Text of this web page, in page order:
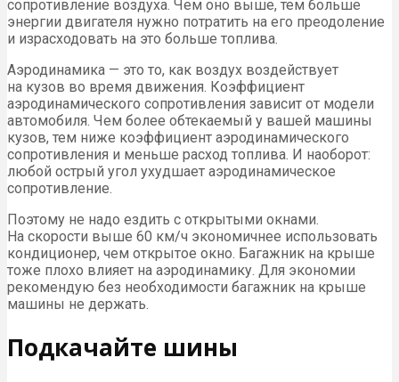
сопротивление воздуха. Чем оно выше, тем больше
энергии двигателя нужно потратить на его преодоление
и израсходовать на это больше топлива.
Аэродинамика — это то, как воздух воздействует
на кузов во время движения. Коэффициент
аэродинамического сопротивления зависит от модели
автомобиля. Чем более обтекаемый у вашей машины
кузов, тем ниже коэффициент аэродинамического
сопротивления и меньше расход топлива. И наоборот:
любой острый угол ухудшает аэродинамическое
сопротивление.
Поэтому не надо ездить с открытыми окнами.
На скорости выше 60 км/ч экономичнее использовать
кондиционер, чем открытое окно. Багажник на крыше
тоже плохо влияет на аэродинамику. Для экономии
рекомендую без необходимости багажник на крыше
машины не держать.
Подкачайте шины